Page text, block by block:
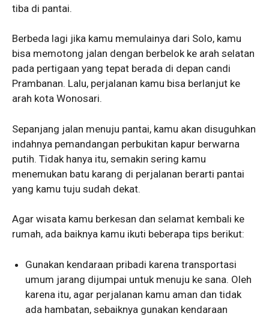
tiba di pantai.
Berbeda lagi jika kamu memulainya dari Solo, kamu
bisa memotong jalan dengan berbelok ke arah selatan
pada pertigaan yang tepat berada di depan candi
Prambanan. Lalu, perjalanan kamu bisa berlanjut ke
arah kota Wonosari.
Sepanjang jalan menuju pantai, kamu akan disuguhkan
indahnya pemandangan perbukitan kapur berwarna
putih. Tidak hanya itu, semakin sering kamu
menemukan batu karang di perjalanan berarti pantai
yang kamu tuju sudah dekat.
Agar wisata kamu berkesan dan selamat kembali ke
rumah, ada baiknya kamu ikuti beberapa tips berikut:
Gunakan kendaraan pribadi karena transportasi
umum jarang dijumpai untuk menuju ke sana. Oleh
karena itu, agar perjalanan kamu aman dan tidak
ada hambatan, sebaiknya gunakan kendaraan